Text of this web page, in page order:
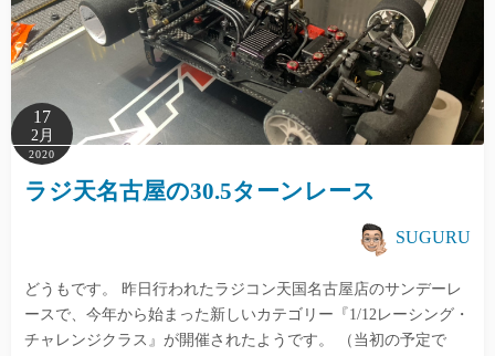
17
2月
2020
ラジ天名古屋の30.5ターンレース
SUGURU
どうもです。 昨日行われたラジコン天国名古屋店のサンデーレ
ースで、今年から始まった新しいカテゴリー『1/12レーシング・
チャレンジクラス』が開催されたようです。 （当初の予定で